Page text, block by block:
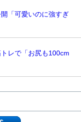
開「可愛いのに強すぎ
トレで「お尻も100cm